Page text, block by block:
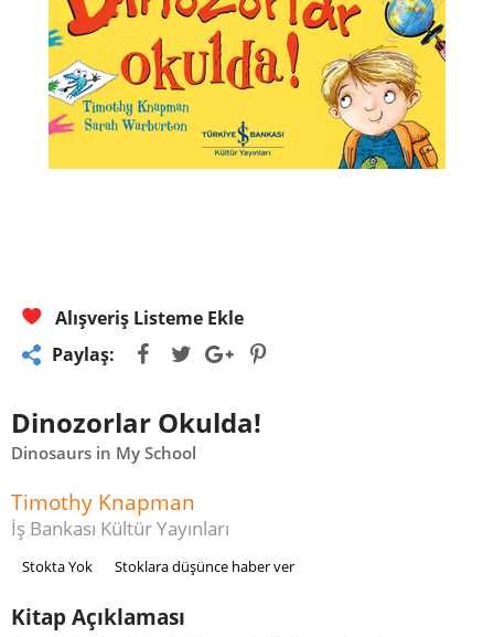
Alışveriş Listeme Ekle
Paylaş:
Dinozorlar Okulda!
Dinosaurs in My School
Timothy Knapman
İş Bankası Kültür Yayınları
Stokta Yok Stoklara düşünce haber ver
Kitap Açıklaması